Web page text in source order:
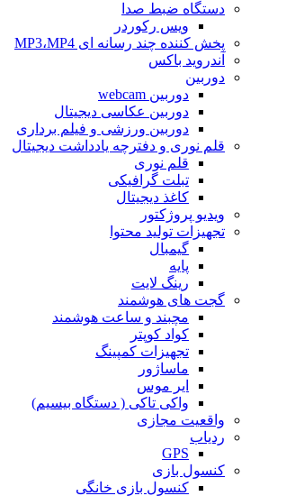
دستگاه ضبط صدا
ویس رکوردر
پخش کننده چند رسانه ای MP3،MP4
آندروید باکس
دوربین
دوربین webcam
دوربین عکاسی دیجیتال
دوربین‌ ورزشی و فیلم برداری
قلم نوری و دفترچه یادداشت دیجیتال
قلم نوری
تبلت گرافیکی
کاغذ دیجیتال
ویدیو پروژکتور
تجهیزات تولید محتوا
گیمبال
پایه
رینگ لایت
گجت های هوشمند
مچبند و ساعت هوشمند
کواد کوپتر
تجهیزات کمپینگ
ماساژور
ایر موس
واکی تاکی ( دستگاه بیسیم)
واقعیت مجازی
ردیاب
GPS
کنسول بازی
کنسول بازی خانگی